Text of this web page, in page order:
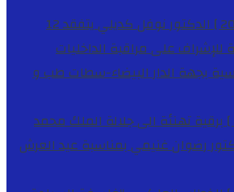
الدكتور نوفل كديلي يتفقد 12
على مراقبة الداخليات
بجهة الدار البيضاء-سطاتطب و
برقية تهنئة الى جلالة الملك محمد
رضوان غنيمي بمناسبة عيد العرش